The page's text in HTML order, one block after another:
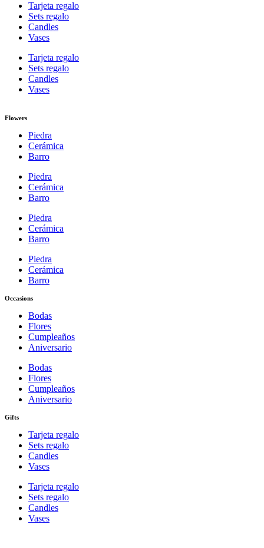
Tarjeta regalo
Sets regalo
Candles
Vases
Tarjeta regalo
Sets regalo
Candles
Vases
Flowers
Piedra
Cerámica
Barro
Piedra
Cerámica
Barro
Piedra
Cerámica
Barro
Piedra
Cerámica
Barro
Occasions
Bodas
Flores
Cumpleaños
Aniversario
Bodas
Flores
Cumpleaños
Aniversario
Gifts
Tarjeta regalo
Sets regalo
Candles
Vases
Tarjeta regalo
Sets regalo
Candles
Vases